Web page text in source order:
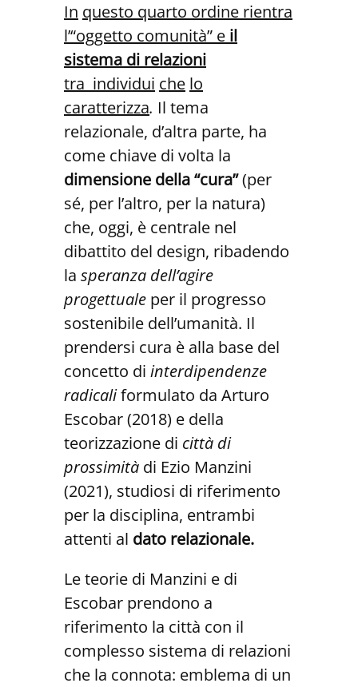
In questo quarto ordine rientra
l’“oggetto comunità” e il
sistema di relazioni
tra individui che lo
caratterizza. Il tema
relazionale, d’altra parte, ha
come chiave di volta la
dimensione della “cura”(per
sé, per l’altro, per la natura)
che, oggi, è centrale nel
dibattito del design, ribadendo
la speranza dell’agire
progettuale per il progresso
sostenibile dell’umanità. Il
prendersi cura è alla base del
concetto di interdipendenze
radicaliformulato da Arturo
Escobar (2018) e della
teorizzazione di città di
prossimità di Ezio Manzini
(2021), studiosi di riferimento
per la disciplina, entrambi
attenti al dato relazionale.
Le teorie di Manzini e di
Escobar prendono a
riferimento la città con il
complesso sistema di relazioni
che la connota: emblema di un